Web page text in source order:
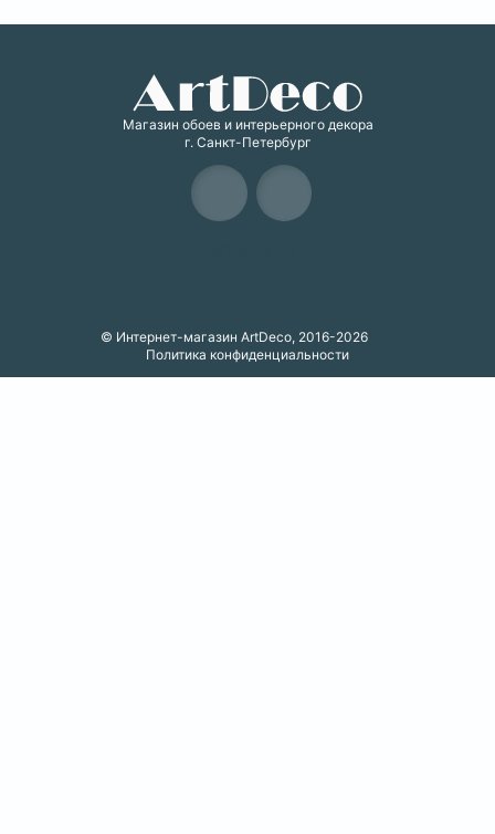
Магазин обоев и интерьерного декора
г. Санкт-Петербург
© Интернет-магазин ArtDeco, 2016-2026
Политика конфиденциальности